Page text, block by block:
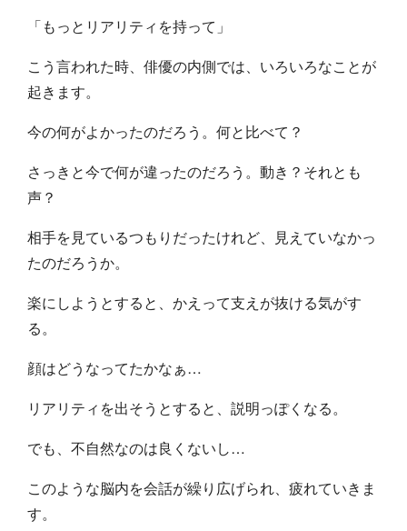
「もっとリアリティを持って」
こう言われた時、俳優の内側では、いろいろなことが
起きます。
今の何がよかったのだろう。何と比べて？
さっきと今で何が違ったのだろう。動き？それとも
声？
相手を見ているつもりだったけれど、見えていなかっ
たのだろうか。
楽にしようとすると、かえって支えが抜ける気がす
る。
顔はどうなってたかなぁ…
リアリティを出そうとすると、説明っぽくなる。
でも、不自然なのは良くないし…
このような脳内を会話が繰り広げられ、疲れていきま
す。